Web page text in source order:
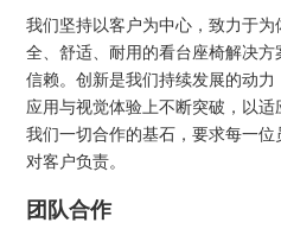
我们坚持以客户为中心，致力于
全、舒适、耐用的看台座椅解决
信赖。创新是我们持续发展的动
应用与视觉体验上不断突破，以
我们一切合作的基石，要求每一位
对客户负责。
团队合作